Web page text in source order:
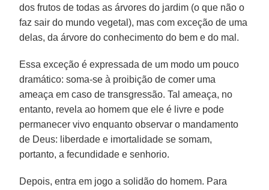
dos frutos de todas as árvores do jardim (o que não o
faz sair do mundo vegetal), mas com exceção de uma
delas, da árvore do conhecimento do bem e do mal.
Essa exceção é expressada de um modo um pouco
dramático: soma-se à proibição de comer uma
ameaça em caso de transgressão. Tal ameaça, no
entanto, revela ao homem que ele é livre e pode
permanecer vivo enquanto observar o mandamento
de Deus: liberdade e imortalidade se somam,
portanto, a fecundidade e senhorio.
Depois, entra em jogo a solidão do homem. Para